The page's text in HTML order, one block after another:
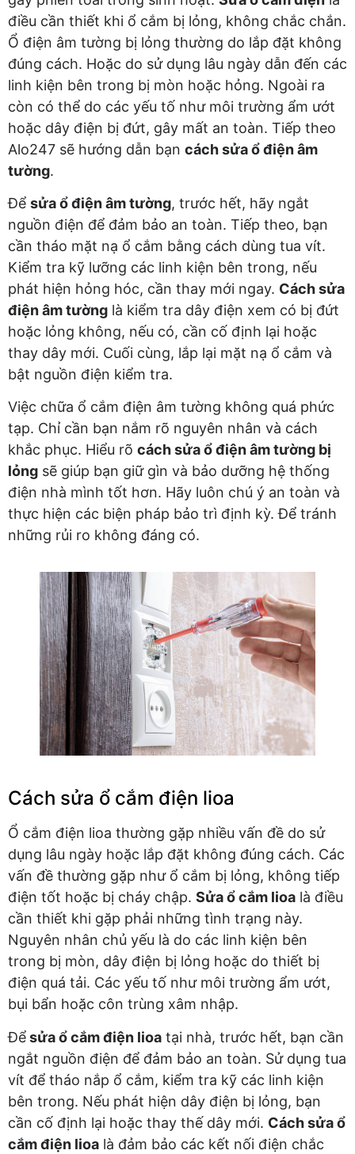
điều cần thiết khi ổ cắm bị lỏng, không chắc chắn.
Ổ điện âm tường bị lỏng thường do lắp đặt không
đúng cách. Hoặc do sử dụng lâu ngày dẫn đến các
linh kiện bên trong bị mòn hoặc hỏng. Ngoài ra
còn có thể do các yếu tố như môi trường ẩm ướt
hoặc dây điện bị đứt, gây mất an toàn. Tiếp theo
Alo247 sẽ hướng dẫn bạn cách sửa ổ điện âm
tường.
Để sửa ổ điện âm tường, trước hết, hãy ngắt
nguồn điện để đảm bảo an toàn. Tiếp theo, bạn
cần tháo mặt nạ ổ cắm bằng cách dùng tua vít.
Kiểm tra kỹ lưỡng các linh kiện bên trong, nếu
phát hiện hỏng hóc, cần thay mới ngay. Cách sửa
điện âm tường là kiểm tra dây điện xem có bị đứt
hoặc lỏng không, nếu có, cần cố định lại hoặc
thay dây mới. Cuối cùng, lắp lại mặt nạ ổ cắm và
bật nguồn điện kiểm tra.
Việc chữa ổ cắm điện âm tường không quá phức
tạp. Chỉ cần bạn nắm rõ nguyên nhân và cách
khắc phục. Hiểu rõ cách sửa ổ điện âm tường bị
lỏng sẽ giúp bạn giữ gìn và bảo dưỡng hệ thống
điện nhà mình tốt hơn. Hãy luôn chú ý an toàn và
thực hiện các biện pháp bảo trì định kỳ. Để tránh
những rủi ro không đáng có.
Cách sửa ổ cắm điện lioa
Ổ cắm điện lioa thường gặp nhiều vấn đề do sử
dụng lâu ngày hoặc lắp đặt không đúng cách. Các
vấn đề thường gặp như ổ cắm bị lỏng, không tiếp
điện tốt hoặc bị cháy chập. Sửa ổ cắm lioa là điều
cần thiết khi gặp phải những tình trạng này.
Nguyên nhân chủ yếu là do các linh kiện bên
trong bị mòn, dây điện bị lỏng hoặc do thiết bị
điện quá tải. Các yếu tố như môi trường ẩm ướt,
bụi bẩn hoặc côn trùng xâm nhập.
Đểsửa ổ cắm điện lioa tại nhà, trước hết, bạn cần
ngắt nguồn điện để đảm bảo an toàn. Sử dụng tua
vít để tháo nắp ổ cắm, kiểm tra kỹ các linh kiện
bên trong. Nếu phát hiện dây điện bị lỏng, bạn
cần cố định lại hoặc thay thế dây mới. Cách sửa ổ
cắm điện lioa là đảm bảo các kết nối điện chắc